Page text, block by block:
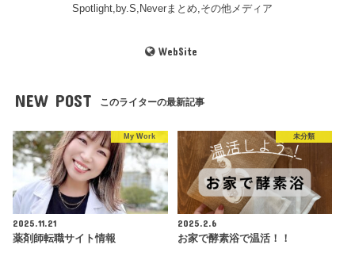
Spotlight,by.S,Neverまとめ,その他メディア
WebSite
NEW POST このライターの最新記事
My Work
2025.11.21
薬剤師転職サイト情報
未分類
2025.2.6
お家で酵素浴で温活！！